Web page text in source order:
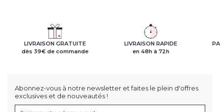
LIVRAISON GRATUITE
dès 39€ de commande
LIVRAISON RAPIDE
en 48h à 72h
Abonnez-vous à notre newsletter et faites le plein d'offres
exclusives et de nouveautés !